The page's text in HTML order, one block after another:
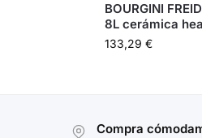
BOURGINI
8L cerámica
133,29 €
Compra